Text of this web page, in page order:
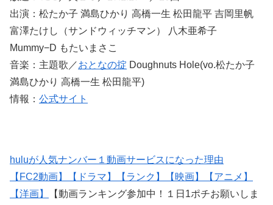
出演：松たか子 満島ひかり 高橋一生 松田龍平 吉岡里帆
富澤たけし（サンドウィッチマン） 八木亜希子
Mummy−D もたいまさこ
音楽：主題歌／おとなの掟 Doughnuts Hole(vo.松たか子
満島ひかり 高橋一生 松田龍平)
情報： 公式サイト
huluが人気ナンバー１動画サービスになった理由
【FC2動画】
【ドラマ】 【ランク】 【映画】
【アニメ】
【洋画】
【動画ランキング参加中！１日1ポチお願いしま